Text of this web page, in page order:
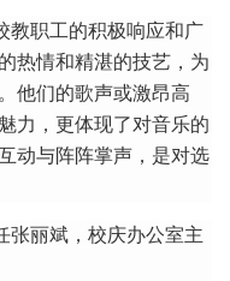
教职工的积极响应和广
热情和精湛的技艺，为
他们的歌声或激昂高
力，更体现了对音乐的
动与阵阵掌声，是对选
张丽斌，校庆办公室主